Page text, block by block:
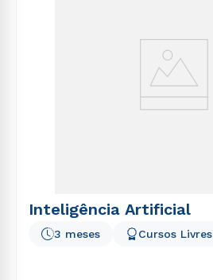
Inteligência Artificial
3 meses Cursos Livres